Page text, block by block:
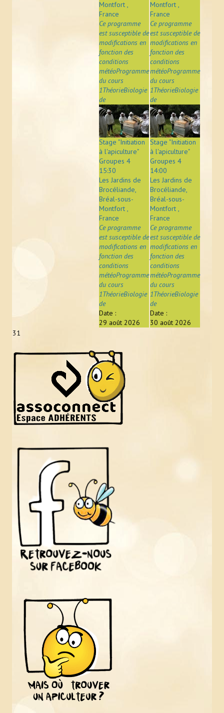
Montfort ,
France
Ce programme
est susceptible de
modifications en
fonction des
conditions
météoProgramme
du cours
1ThéorieBiologie
de
Stage "Initiation
à l'apiculture"
Groupes 4
15:30
Les Jardins de
Brocéliande,
Bréal-sous-
Montfort ,
France
Ce programme
est susceptible de
modifications en
fonction des
conditions
météoProgramme
du cours
1ThéorieBiologie
de
Date :
29 août 2026
Montfort ,
France
Ce programme
est susceptible de
modifications en
fonction des
conditions
météoProgramme
du cours
1ThéorieBiologie
de
Stage "Initiation
à l'apiculture"
Groupes 4
14:00
Les Jardins de
Brocéliande,
Bréal-sous-
Montfort ,
France
Ce programme
est susceptible de
modifications en
fonction des
conditions
météoProgramme
du cours
1ThéorieBiologie
de
Date :
30 août 2026
31